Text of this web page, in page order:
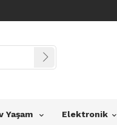
Yaşam Elektronik